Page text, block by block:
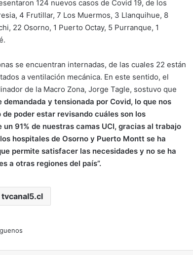
124 nuevos casos de Covid 19, de los
4 Frutillar, 7 Los Muermos, 3 Llanquihue, 8
22 Osorno, 1 Puerto Octay, 5 Purranque, 1
se encuentran internadas, de las cuales 22 están
a ventilación mecánica. En este sentido, el
de la Macro Zona, Jorge Tagle, sostuvo que
y tensionada por Covid, lo que nos
poder estar revisando cuáles son los
91% de nuestras camas UCI, gracias al trabajo
hospitales de Osorno y Puerto Montt se ha
permite satisfacer las necesidades y no se ha
a otras regiones del país”.